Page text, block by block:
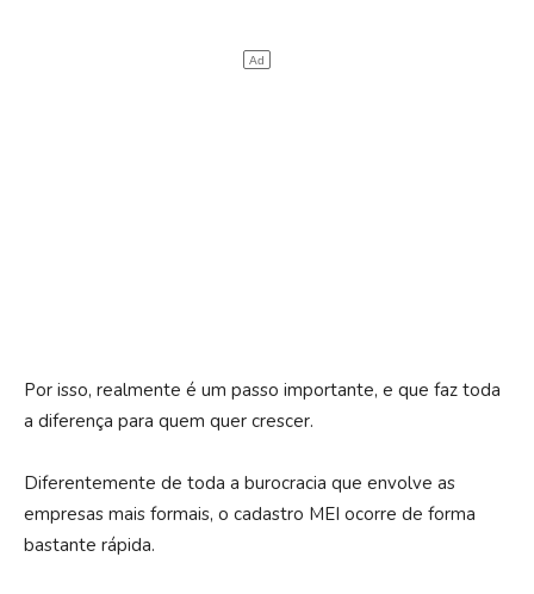
Por isso, realmente é um passo importante, e que faz toda
a diferença para quem quer crescer.
Diferentemente de toda a burocracia que envolve as
empresas mais formais, o cadastro MEI ocorre de forma
bastante rápida.